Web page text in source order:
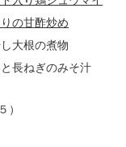
の甘酢炒め
大根の煮物
長ねぎのみそ汁
）